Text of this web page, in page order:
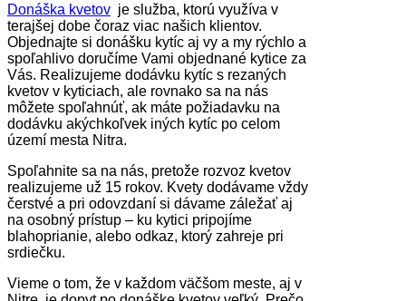
Donáška kvetov je služba, ktorú využíva v
terajšej dobe čoraz viac našich klientov.
Objednajte si donášku kytíc aj vy a my rýchlo a
spoľahlivo doručíme Vami objednané kytice za
Vás. Realizujeme dodávku kytíc s rezaných
kvetov v kyticiach, ale rovnako sa na nás
môžete spoľahnúť, ak máte požiadavku na
dodávku akýchkoľvek iných kytíc po celom
území mesta Nitra.
Spoľahnite sa na nás, pretože rozvoz kvetov
realizujeme už 15 rokov. Kvety dodávame vždy
čerstvé a pri odovzdaní si dávame záležať aj
na osobný prístup – ku kytici pripojíme
blahoprianie, alebo odkaz, ktorý zahreje pri
srdiečku.
Vieme o tom, že v každom väčšom meste, aj v